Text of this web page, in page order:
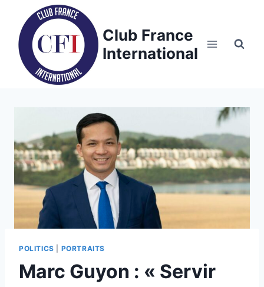
content
Club France
International
POLITICS PORTRAITS
Marc Guyon : « Servir